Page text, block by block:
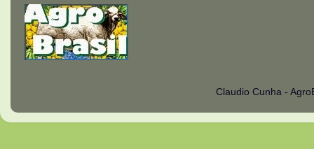
Claudio Cunha -